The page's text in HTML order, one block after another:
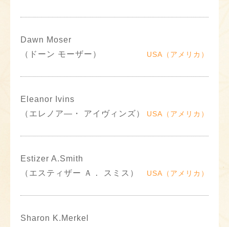
Dawn Moser
（ドーン モーザー）
USA（アメリカ）
Eleanor Ivins
（エレノア―・ アイヴィンズ）
USA（アメリカ）
Estizer A.Smith
（エスティザー Ａ． スミス）
USA（アメリカ）
Sharon K.Merkel